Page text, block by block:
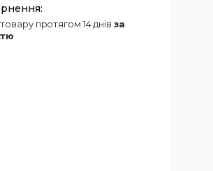
протягом 14 днів за